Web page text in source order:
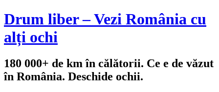
Drum liber – Vezi România cu
alți ochi
180 000+ de km în călătorii. Ce e de văzut
în România. Deschide ochii.